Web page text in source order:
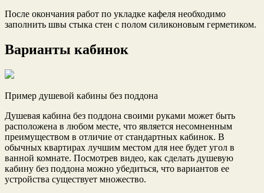
После окончания работ по укладке кафеля необходимо
заполнить швы стыка стен с полом силиконовым герметиком.
Варианты кабинок
Пример душевой кабины без поддона
Душевая кабина без поддона своими руками может быть
расположена в любом месте, что является несомненным
преимуществом в отличие от стандартных кабинок. В
обычных квартирах лучшим местом для нее будет угол в
ванной комнате. Посмотрев видео, как сделать душевую
кабину без поддона можно убедиться, что вариантов ее
устройства существует множество.